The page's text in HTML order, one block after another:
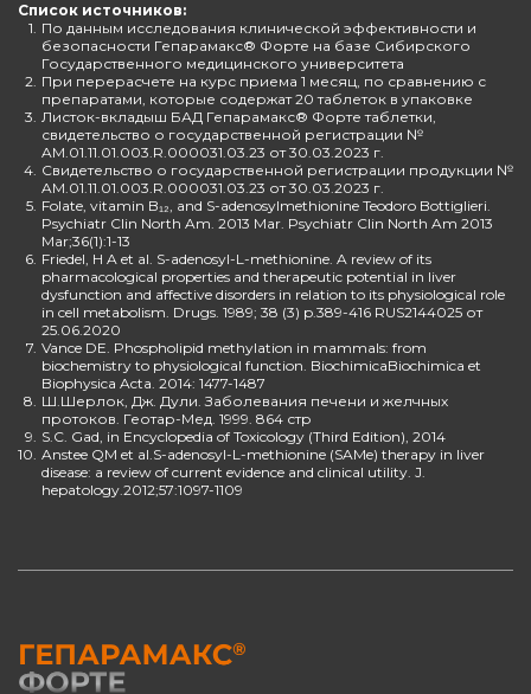
Список источников:
1. По данным исследования клинической эффективности и
безопасности Гепарамакс® Форте на базе Сибирского
Государственного медицинского университета
2. При перерасчете на курс приема 1 месяц, по сравнению с
препаратами, которые содержат 20 таблеток в упаковке
3. Листок-вкладыш БАД Гепарамакс® Форте таблетки,
свидетельство о государственной регистрации №
AM.01.11.01.003.R.000031.03.23 от 30.03.2023 г.
4. Свидетельство о государственной регистрации продукции №
AM.01.11.01.003.R.000031.03.23 от 30.03.2023 г.
5. Folate, vitamin B₁₂, and S-adenosylmethionine Teodoro Bottiglieri.
Psychiatr Clin North Am. 2013 Mar. Psychiatr Clin North Am 2013
Mar;36(1):1-13
6. Friedel, H A et al. S-adenosyl-L-methionine. A review of its
pharmacological properties and therapeutic potential in liver
dysfunction and affective disorders in relation to its physiological role
in cell metabolism. Drugs. 1989; 38 (3) p.389-416 RUS2144025 от
25.06.2020
7. Vance DE. Phospholipid methylation in mammals: from
biochemistry to physiological function. BiochimicaBiochimica et
Biophysica Acta. 2014: 1477-1487
8. Ш.Шерлок, Дж. Дули. Заболевания печени и желчных
протоков. Геотар-Мед. 1999. 864 стр
9. S.C. Gad, in Encyclopedia of Toxicology (Third Edition), 2014
10. Anstee QM et al.S-adenosyl-L-methionine (SAMe) therapy in liver
disease: a review of current evidence and clinical utility. J.
hepatology.2012;57:1097-1109